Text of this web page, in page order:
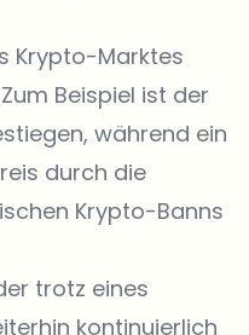
Krypto-Marktes
Beispiel ist der
während ein
durch die
Krypto-Banns
trotz eines
kontinuierlich